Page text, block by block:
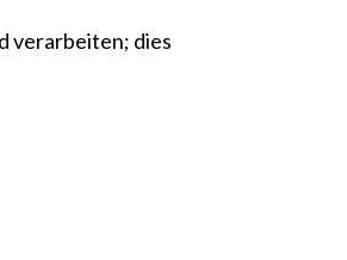
verarbeiten; dies